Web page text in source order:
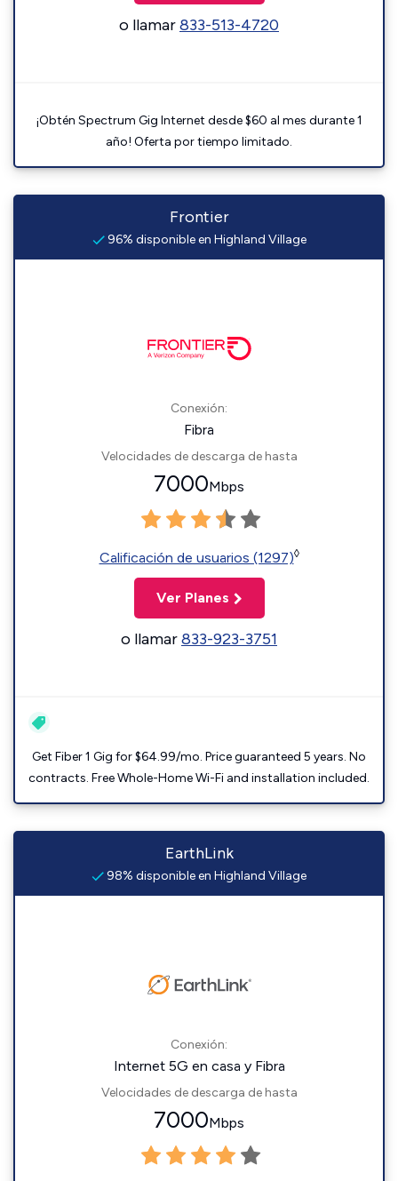
o llamar833-513-4720
¡Obtén Spectrum Gig Internet desde $60 al mes durante 1
año! Oferta por tiempo limitado.
Frontier
96% disponible en Highland Village
Conexión:
Fibra
Velocidades de descarga de hasta
7000Mbps
Calificación de usuarios (1297)◊
Ver Planes
o llamar833-923-3751
Get Fiber 1 Gig for $64.99/mo. Price guaranteed 5 years. No
contracts. Free Whole-Home Wi-Fi and installation included.
EarthLink
98% disponible en Highland Village
Conexión:
Internet 5G en casa y Fibra
Velocidades de descarga de hasta
7000Mbps